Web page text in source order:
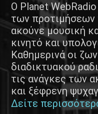
Ο Planet
των
ακούνε μουσική
κινητό και
Καθημερινά οι
διαδικτυακού
τις ανάγκες των
και ξέφρενη
Δείτε